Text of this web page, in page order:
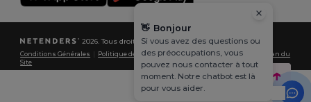
2026. Tous droits réservés
Conditions Générales Politique de Confidentialité |Politique de Cookies
Plan du
Site
👋 Bonjour
Si vous avez des questions ou
des préoccupations, vous
pouvez nous contacter à tout
moment. Notre chatbot est là
pour vous aider.